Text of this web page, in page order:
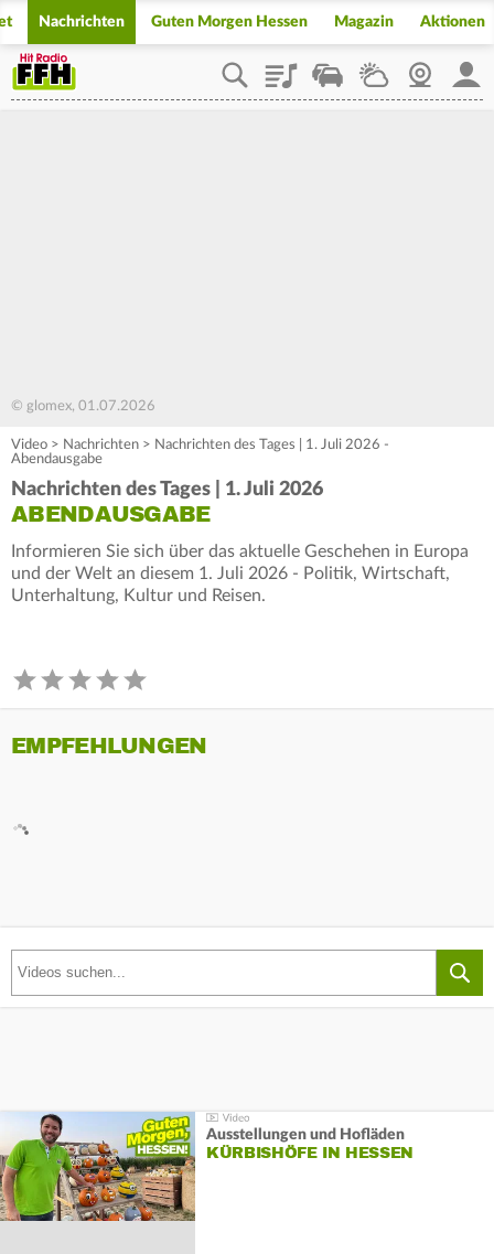
Nachrichten Guten Morgen Hessen Magazin Aktionen
PlaylistStaupilotWetterWebcam
© glomex, 01.07.2026
Video > Nachrichten > Nachrichten des Tages | 1. Juli 2026 -
Abendausgabe
Nachrichten des Tages | 1. Juli 2026
ABENDAUSGABE
Informieren Sie sich über das aktuelle Geschehen in Europa
und der Welt an diesem 1. Juli 2026 - Politik, Wirtschaft,
Unterhaltung, Kultur und Reisen.
EMPFEHLUNGEN
Ausstellungen und Hofläden
KÜRBISHÖFE IN HESSEN